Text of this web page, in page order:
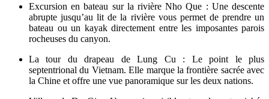
Excursion en bateau sur la rivière Nho Que : Une descente
abrupte jusqu’au lit de la rivière vous permet de prendre un
bateau ou un kayak directement entre les imposantes parois
rocheuses du canyon.
La tour du drapeau de Lung Cu : Le point le plus
septentrional du Vietnam. Elle marque la frontière sacrée avec
la Chine et offre une vue panoramique sur les deux nations.